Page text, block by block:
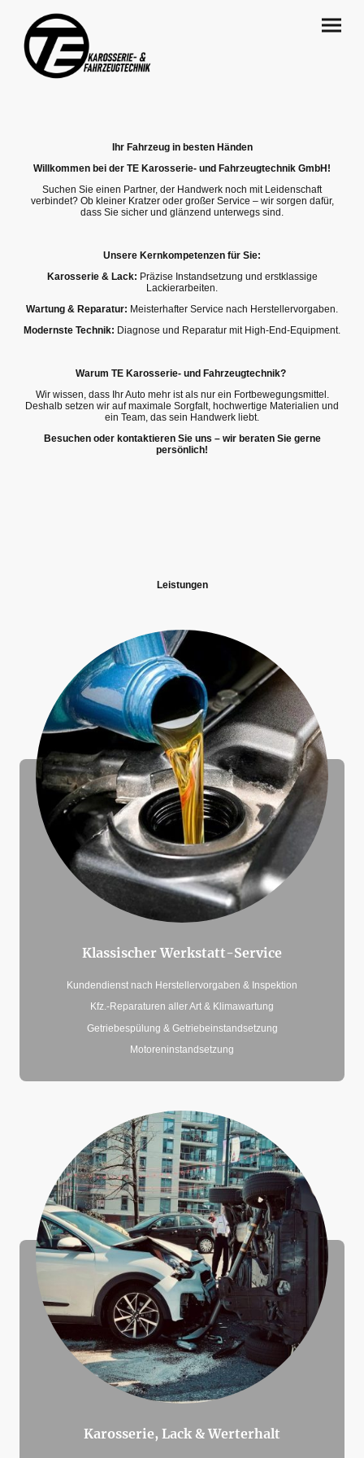
Ihr Fahrzeug in besten Händen
Willkommen bei der TE Karosserie- und Fahrzeugtechnik GmbH!
Suchen Sie einen Partner, der Handwerk noch mit Leidenschaft
verbindet? Ob kleiner Kratzer oder großer Service – wir sorgen dafür,
dass Sie sicher und glänzend unterwegs sind.
Unsere Kernkompetenzen für Sie:
Karosserie & Lack: Präzise Instandsetzung und erstklassige
Lackierarbeiten.
Wartung & Reparatur: Meisterhafter Service nach Herstellervorgaben.
Modernste Technik: Diagnose und Reparatur mit High-End-Equipment.
Warum TE Karosserie- und Fahrzeugtechnik?
Wir wissen, dass Ihr Auto mehr ist als nur ein Fortbewegungsmittel.
Deshalb setzen wir auf maximale Sorgfalt, hochwertige Materialien und
ein Team, das sein Handwerk liebt.
Besuchen oder kontaktieren Sie uns – wir beraten Sie gerne
persönlich!
Leistungen
Klassischer Werkstatt-Service
Kundendienst nach Herstellervorgaben & Inspektion
Kfz.-Reparaturen aller Art & Klimawartung
Getriebespülung & Getriebeinstandsetzung
Motoreninstandsetzung
Karosserie, Lack & Werterhalt